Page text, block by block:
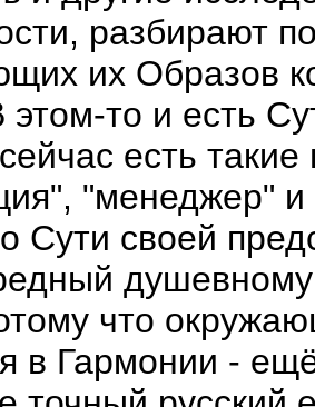
разбирают
их Образов
то и есть
есть
"менеджер"
Сути своей
что
в Гармонии -